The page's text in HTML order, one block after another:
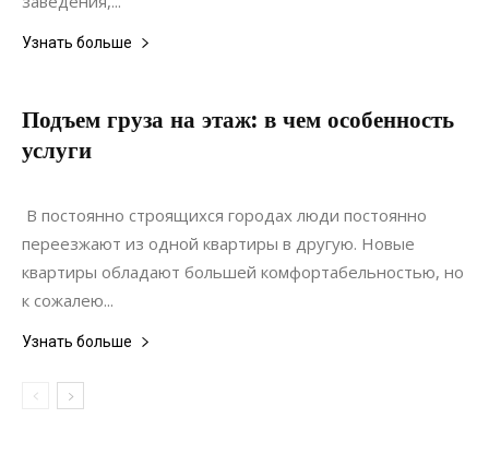
Узнать больше
Подъем груза на этаж: в чем особенность
услуги
04.03.2021
В постоянно строящихся городах люди постоянно
переезжают из одной квартиры в другую. Новые
квартиры обладают большей комфортабельностью, но
к сожалею...
Узнать больше